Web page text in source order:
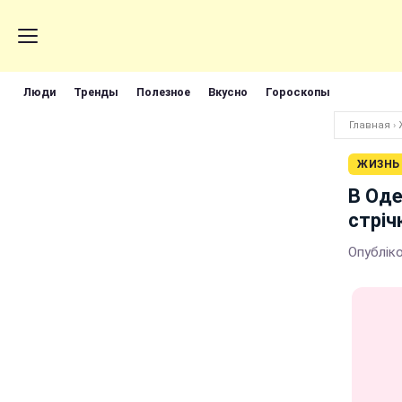
Люди Тренды Полезное Вкусно Гороскопы
Главная ›
ЖИЗНЬ
В